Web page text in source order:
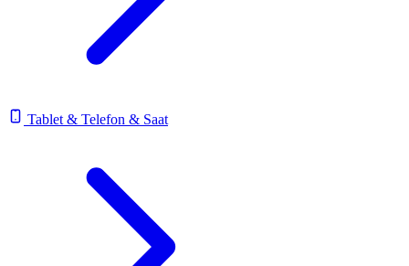
Tablet & Telefon & Saat